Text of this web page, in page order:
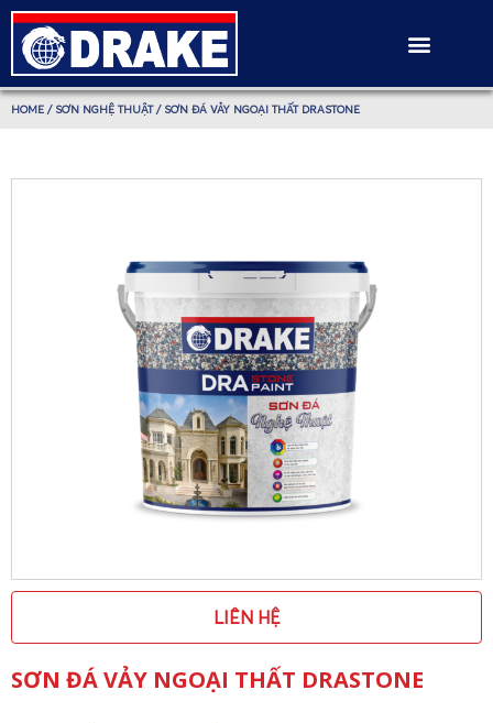
HOME / SƠN NGHỆ THUẬT/ SƠN ĐÁ VẢY NGOẠI THẤT DRASTONE
LIÊN HỆ
SƠN ĐÁ VẢY NGOẠI THẤT DRASTONE